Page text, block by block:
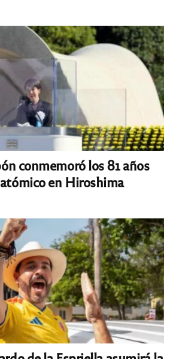
conmemoró los 81 años
en Hiroshima